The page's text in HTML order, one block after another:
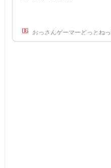
おっさんゲーマーどっとねっ